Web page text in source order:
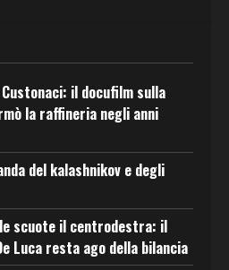
il docufilm sulla
la raffineria negli anni
del kalashnikov e degli
scuote il centrodestra: il
Luca resta ago della bilancia